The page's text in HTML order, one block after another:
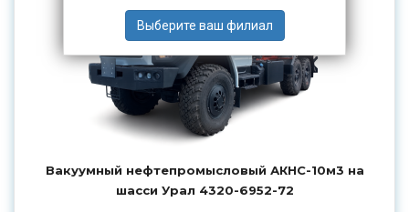
Вакуумный нефтепромысловый АКНС-10м3 на
шасси Урал 4320-6952-72